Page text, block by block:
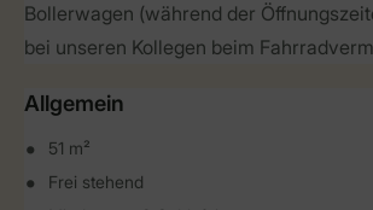
Bollerwagen (während der
bei unseren Kollegen beim
Allgemein
51 m²
Frei stehend